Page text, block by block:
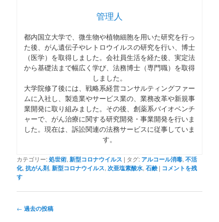
管理人
都内国立大学で、微生物や植物細胞を用いた研究を行っ
た後、がん遺伝子やレトロウイルスの研究を行い、博士
（医学）を取得しました。会社員生活を経た後、実定法
から基礎法まで幅広く学び、法務博士（専門職）を取得
しました。
大学院修了後には、戦略系経営コンサルティングファー
ムに入社し、製造業やサービス業の、業務改革や新規事
業開発に取り組みました。その後、創薬系バイオベンチ
ャーで、がん治療に関する研究開発・事業開発を行いま
した。現在は、訴訟関連の法務サービスに従事していま
す。
カテゴリー:処世術,新型コロナウイルス | タグ: アルコール消毒,不活
化,抗がん剤,新型コロナウイルス,次亜塩素酸水,石鹸 | コメントを残
す
投
← 過去の投稿